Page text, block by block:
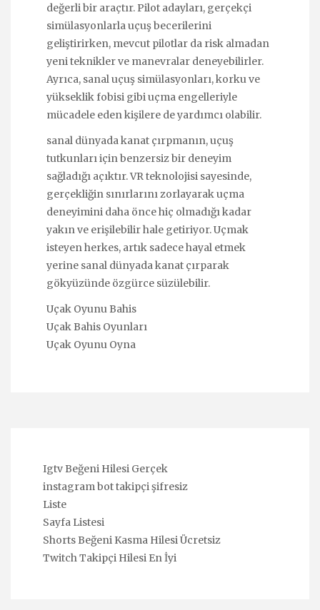
değerli bir araçtır. Pilot adayları, gerçekçi
simülasyonlarla uçuş becerilerini
geliştirirken, mevcut pilotlar da risk almadan
yeni teknikler ve manevralar deneyebilirler.
Ayrıca, sanal uçuş simülasyonları, korku ve
yükseklik fobisi gibi uçma engelleriyle
mücadele eden kişilere de yardımcı olabilir.
sanal dünyada kanat çırpmanın, uçuş
tutkunları için benzersiz bir deneyim
sağladığı açıktır. VR teknolojisi sayesinde,
gerçekliğin sınırlarını zorlayarak uçma
deneyimini daha önce hiç olmadığı kadar
yakın ve erişilebilir hale getiriyor. Uçmak
isteyen herkes, artık sadece hayal etmek
yerine sanal dünyada kanat çırparak
gökyüzünde özgürce süzülebilir.
Uçak Oyunu Bahis
Uçak Bahis Oyunları
Uçak Oyunu Oyna
Igtv Beğeni Hilesi Gerçek
instagram bot takipçi şifresiz
Liste
Sayfa Listesi
Shorts Beğeni Kasma Hilesi Ücretsiz
Twitch Takipçi Hilesi En İyi